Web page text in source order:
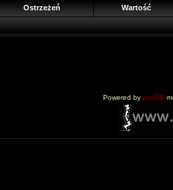
Ostrzeżeń Wartość
Powered by phpBB